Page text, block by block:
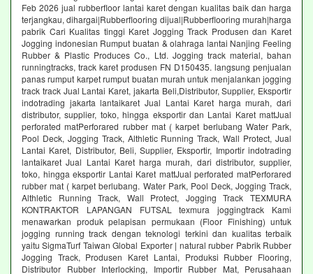
Feb 2026 jual rubberfloor lantai karet dengan kualitas baik dan harga
terjangkau, dihargai|Rubberflooring dijual|Rubberflooring murah|harga
pabrik Cari Kualitas tinggi Karet Jogging Track Produsen dan Karet
Jogging indonesian Rumput buatan & olahraga lantai Nanjing Feeling
Rubber & Plastic Produces Co., Ltd. Jogging track material, bahan
runningtracks, track karet produsen FN D150435. langsung penjualan
panas rumput karpet rumput buatan murah untuk menjalankan jogging
track track Jual Lantai Karet, jakarta Beli,Distributor, Supplier, Eksportir
indotrading jakarta lantaikaret Jual Lantai Karet harga murah, dari
distributor, supplier, toko, hingga eksportir dan Lantai Karet mattJual
perforated matPerforared rubber mat ( karpet berlubang Water Park,
Pool Deck, Jogging Track, Althletic Running Track, Wall Protect, Jual
Lantai Karet, Distributor, Beli, Supplier, Eksportir, Importir indotrading
lantaikaret Jual Lantai Karet harga murah, dari distributor, supplier,
toko, hingga eksportir Lantai Karet mattJual perforated matPerforared
rubber mat ( karpet berlubang. Water Park, Pool Deck, Jogging Track,
Althletic Running Track, Wall Protect, Jogging Track TEXMURA
KONTRAKTOR LAPANGAN FUTSAL texmura joggingtrack Kami
menawarkan produk pelapisan permukaan (Floor Finishing) untuk
jogging running track dengan teknologi terkini dan kualitas terbaik
yaitu SigmaTurf Taiwan Global Exporter | natural rubber Pabrik Rubber
Jogging Track, Produsen Karet Lantai, Produksi Rubber Flooring,
Distributor Rubber Interlocking, Importir Rubber Mat, Perusahaan